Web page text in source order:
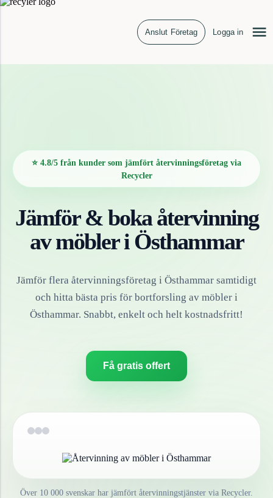
Anslut Företag Logga in
⭐ 4.8/5 från kunder som jämfört återvinningsföretag via
Recycler
Jämför & boka återvinning
avmöbleriÖsthammar
Jämför flera återvinningsföretag i Östhammar samtidigt
och hitta bästa pris för bortforsling av möbler i
Östhammar. Snabbt, enkelt och helt kostnadsfritt!
Få gratis offert
Över 10 000 svenskar har jämfört återvinningstjänster via Recycler.